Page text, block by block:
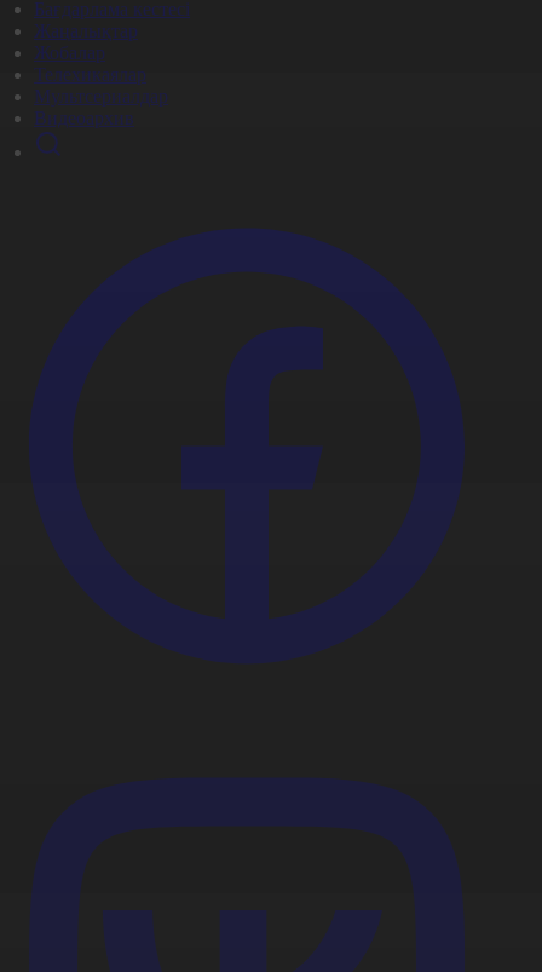
Бағдарлама кестесі
Жаңалықтар
Жобалар
Телехикаялар
Мультсериалдар
Видеоархив